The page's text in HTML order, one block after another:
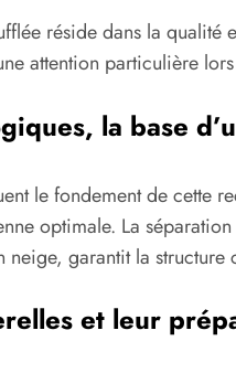
réside dans la
attention particulière
la base
le fondement de cette
optimale. La
garantit la structure
et leur